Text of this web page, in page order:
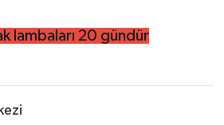
lambaları 20 gündür